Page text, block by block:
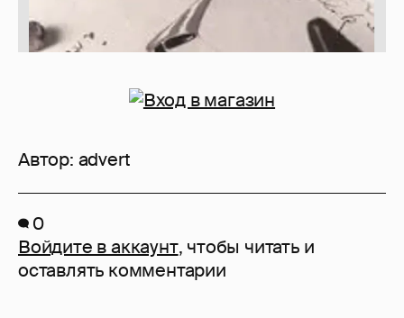
Автор: advert
0
Войдите в аккаунт, чтобы читать и
оставлять комментарии